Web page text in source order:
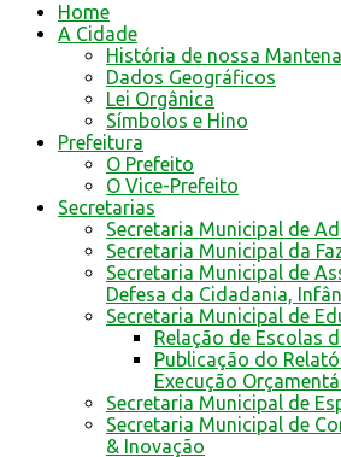
Home
A Cidade
História de nossa Mantena
Dados Geográficos
Lei Orgânica
Símbolos e Hino
Prefeitura
O Prefeito
O Vice-Prefeito
Secretarias
Secretaria Municipal de
Secretaria Municipal da
Secretaria Municipal de
Defesa da Cidadania,
Secretaria Municipal de
Relação de Escolas
Publicação do
Execução
Secretaria Municipal de
Secretaria Municipal de
& Inovação